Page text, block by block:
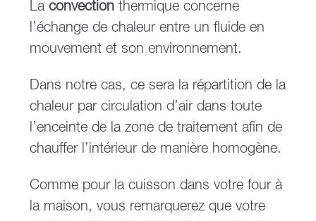
Laconvection thermique concerne
l’échange de chaleur entre un fluide en
mouvement et son environnement.
Dans notre cas, ce sera la répartition de la
chaleur par circulation d’air dans toute
l’enceinte de la zone de traitement afin de
chauffer l’intérieur de manière homogène.
Comme pour la cuisson dans votre four à
la maison, vous remarquerez que votre